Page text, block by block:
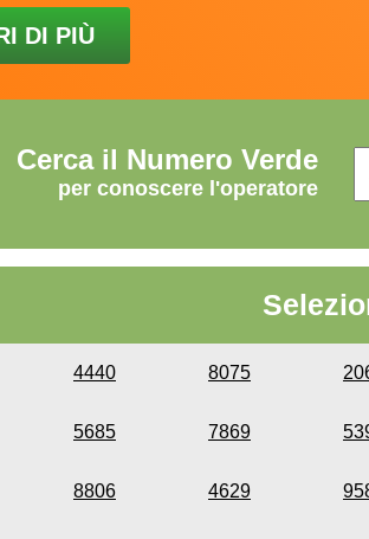
DI PIÙ
Cerca il Numero Verde
per conoscere l'operatore
4440 8075
5685 7869
8806 4629